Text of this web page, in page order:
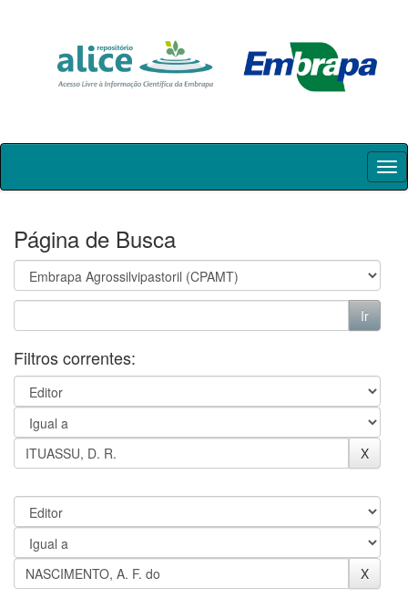
Skip
Página de Busca
Filtros correntes: